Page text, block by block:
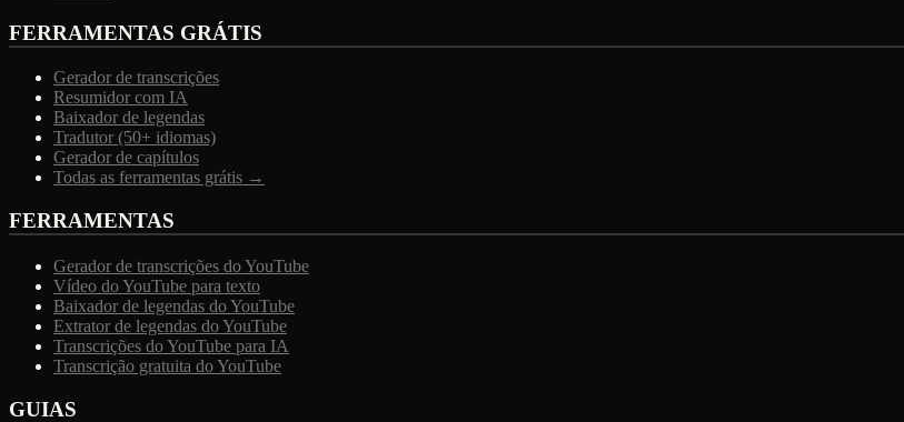
FERRAMENTAS GRÁTIS
Gerador de transcrições
Resumidor com IA
Baixador de legendas
Tradutor (50+ idiomas)
Gerador de capítulos
Todas as ferramentas grátis →
FERRAMENTAS
Gerador de transcrições do YouTube
Vídeo do YouTube para texto
Baixador de legendas do YouTube
Extrator de legendas do YouTube
Transcrições do YouTube para IA
Transcrição gratuita do YouTube
GUIAS